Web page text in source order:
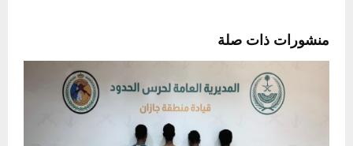
منشورات ذات صلة